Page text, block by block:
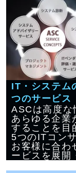
IT・システム
つのサービス
ASCは高度な
あらゆる企業
することを目
5つのITコン
お客様に合わ
ービスを展開